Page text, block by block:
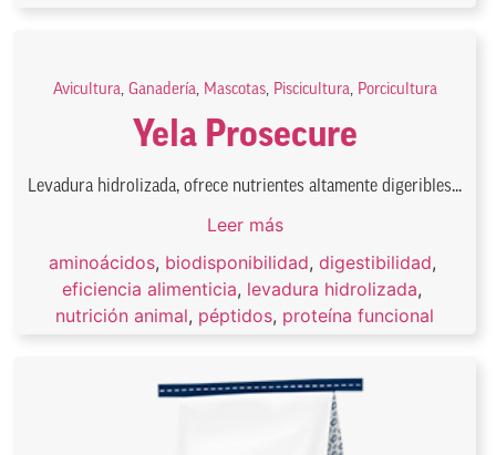
Avicultura, Ganadería, Mascotas, Piscicultura, Porcicultura
Yela Prosecure
Levadura hidrolizada, ofrece nutrientes altamente digeribles...
Leer más
aminoácidos, biodisponibilidad, digestibilidad,
eficiencia alimenticia, levadura hidrolizada,
nutrición animal, péptidos, proteína funcional